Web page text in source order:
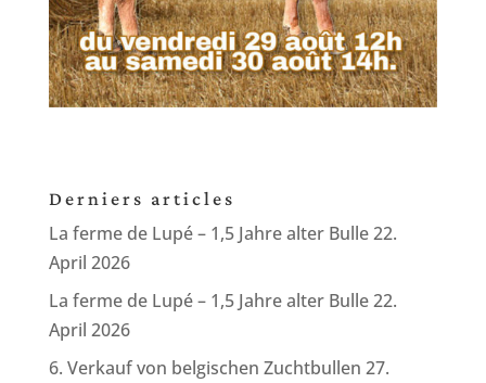
Derniers articles
La ferme de Lupé – 1,5 Jahre alter Bulle22.
April 2026
La ferme de Lupé – 1,5 Jahre alter Bulle22.
April 2026
6. Verkauf von belgischen Zuchtbullen 27.